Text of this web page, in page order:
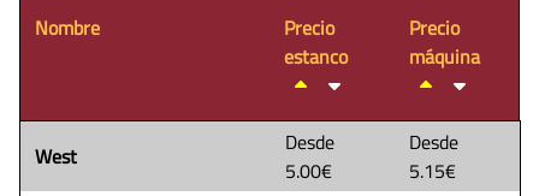
Nombre
Precio
estanco
Precio
máquina
West
Desde
5.00€
Desde
5.15€